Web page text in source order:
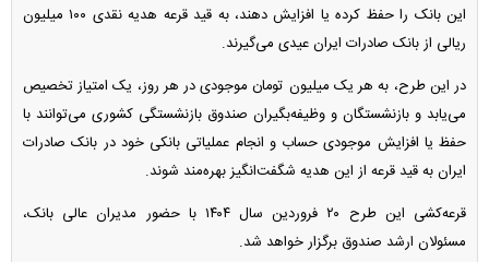
این بانک را حفظ کرده یا افزایش دهند، به قید قرعه هدیه نقدی ۱۰۰ میلیون
ریالی از بانک صادرات ایران عیدی می‌گیرند.
در این طرح، به هر یک میلیون تومان موجودی در هر روز، یک امتیاز تخصیص
می‌یابد و بازنشستگان و وظیفه‌بگیران صندوق بازنشستگی کشوری می‌توانند با
حفظ یا افزایش موجودی حساب و انجام عملیاتی بانکی خود در بانک صادرات
ایران به قید قرعه از این هدیه شگفت‌انگیز بهره‌مند شوند.
قرعه‌کشی این طرح ۲۰ فروردین سال ۱۴۰۴ با حضور مدیران عالی بانک،
مسئولان ارشد صندوق برگزار خواهد شد.